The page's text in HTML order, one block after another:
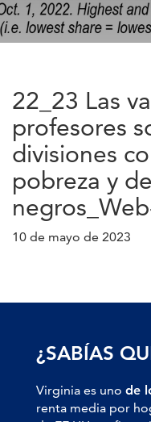
22_23 Las
profesores
divisiones
pobreza y
10 de mayo de 2023
¿SABÍAS
Virginia es uno de
renta media por